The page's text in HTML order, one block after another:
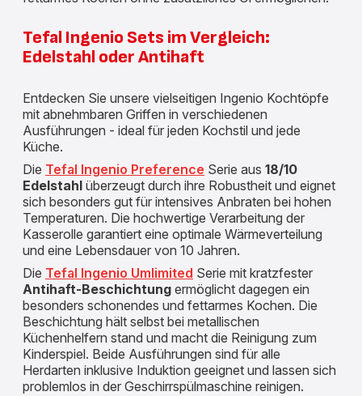
Tefal Ingenio Sets im Vergleich:
Edelstahl oder Antihaft
Entdecken Sie unsere vielseitigen Ingenio Kochtöpfe
mit abnehmbaren Griffen in verschiedenen
Ausführungen - ideal für jeden Kochstil und jede
Küche.
Die Tefal Ingenio Preference Serie aus 18/10
Edelstahl überzeugt durch ihre Robustheit und eignet
sich besonders gut für intensives Anbraten bei hohen
Temperaturen. Die hochwertige Verarbeitung der
Kasserolle garantiert eine optimale Wärmeverteilung
und eine Lebensdauer von 10 Jahren.
Die Tefal Ingenio Umlimited Serie mit kratzfester
Antihaft-Beschichtung ermöglicht dagegen ein
besonders schonendes und fettarmes Kochen. Die
Beschichtung hält selbst bei metallischen
Küchenhelfern stand und macht die Reinigung zum
Kinderspiel. Beide Ausführungen sind für alle
Herdarten inklusive Induktion geeignet und lassen sich
problemlos in der Geschirrspülmaschine reinigen.